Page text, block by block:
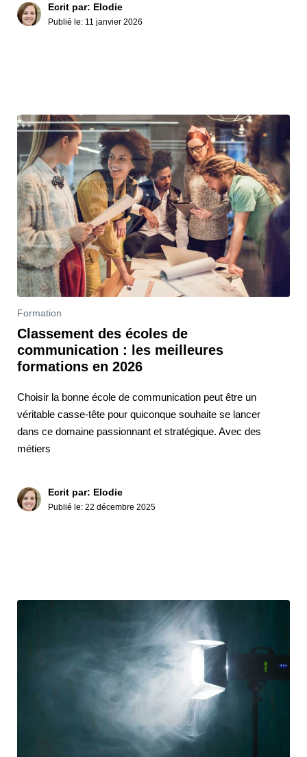
Ecrit par: Elodie
Publié le: 11 janvier 2026
Formation
Classement des écoles de
communication : les meilleures
formations en 2026
Choisir la bonne école de communication peut être un
véritable casse-tête pour quiconque souhaite se lancer
dans ce domaine passionnant et stratégique. Avec des
métiers
Ecrit par: Elodie
Publié le: 22 décembre 2025